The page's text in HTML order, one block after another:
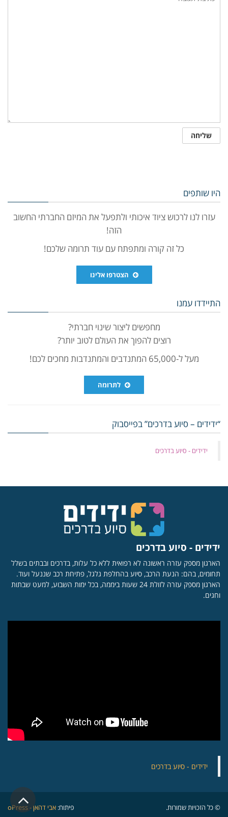
היו שותפים
עזרו לנו לרכוש ציוד איכותי ולתפעל את המיזם החברתי החשוב
הזה!
כל זה קורה ומתפתח עם עוד תרומה שלכם!
הצטרפו אלינו
התיידדו עמנו
מחפשים ליצור שינוי חברתי?
רוצים להפוך את העולם לטוב יותר?
מעל ל-65,000 המתנדבים והמתנדבות מחכים לכם!
לתרומה
“ידידים – סיוע בדרכים” בפייסבוק
‏ידידים - סיוע בדרכים
ידידים - סיוע בדרכים
הארגון מספק עזרה ראשונה לא רפואית ללא כל עלות, בדרכים ובבתים בשלל
תחומים, בהם: הנעת הרכב, סיוע בהחלפת גלגל, פתיחת רכב שננעל ועוד.
הארגון מספק עזרה לזולת 24 שעות ביממה, בכל ימות השבוע, למעט שבתות
וחגים.
‏ידידים - סיוע בדרכים
© כל הזכויות שמורות. פיתוח: אבי דהאן - oPressגלילה